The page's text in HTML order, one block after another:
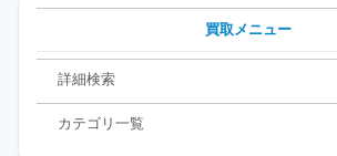
買取メニュー
詳細検索
カテゴリ一覧